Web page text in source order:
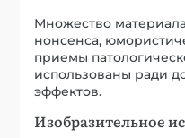
Изобразительное
Изобразительное
предоставляет нам
исследования ПС.
проблемы
жанров, как